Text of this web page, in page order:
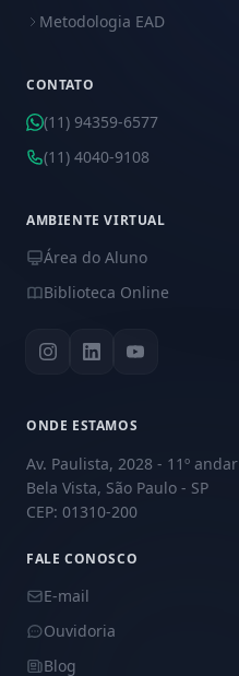
Metodologia EAD
CONTATO
(11) 94359-6577
(11) 4040-9108
AMBIENTE VIRTUAL
Área do Aluno
Biblioteca Online
ONDE ESTAMOS
Av. Paulista, 2028 - 11º andar
Bela Vista, São Paulo - SP
CEP: 01310-200
FALE CONOSCO
E-mail
Ouvidoria
Blog